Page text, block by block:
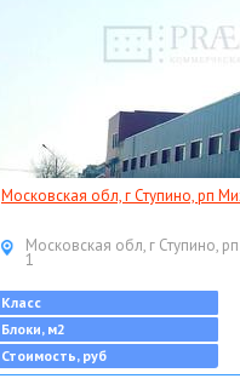
Московская обл, г Ступино, рп
Московская обл, г Ступино,
1
Класс
Блоки, м2
Стоимость, руб